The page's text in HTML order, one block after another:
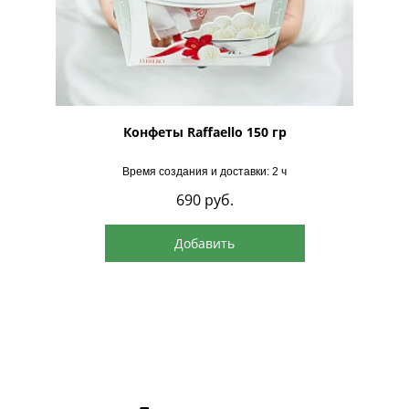
обработку поставщику. После этого возврат аванса не производится, так
как товар приобретается специально под ваш заказ (п. 4 ст. 26.1 Закона
«О защите прав потребителей»).
специально для клиента, он не подлежит возврату после передачи
Конфеты Raffaello 150 гр
Время создания и доставки: 2 ч
690 руб.
Добавить